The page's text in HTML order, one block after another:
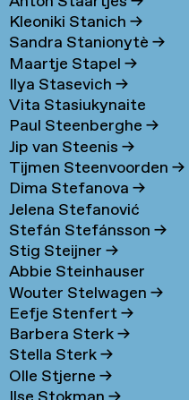
Kleoniki Stanich→
Sandra Stanionytè→
Maartje Stapel→
Ilya Stasevich→
Vita Stasiukynaite
Paul Steenberghe→
Jip van Steenis→
Tijmen Steenvoorden→
Dima Stefanova→
Jelena Stefanović
Stefán Stefánsson→
Stig Steijner→
Abbie Steinhauser
Wouter Stelwagen→
Eefje Stenfert→
Barbera Sterk→
Stella Sterk→
Olle Stjerne→